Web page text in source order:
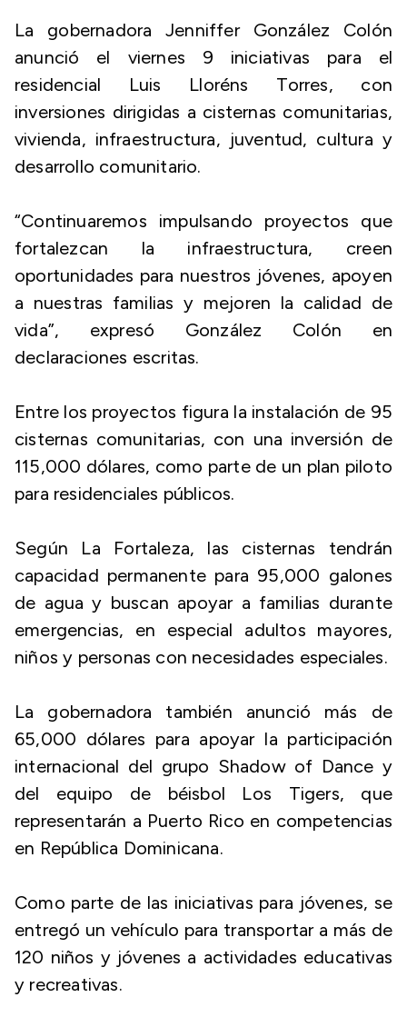
La gobernadora Jenniffer González Colón
anunció el viernes 9 iniciativas para el
residencial Luis Lloréns Torres, con
inversiones dirigidas a cisternas comunitarias,
vivienda, infraestructura, juventud, cultura y
desarrollo comunitario.
“Continuaremos impulsando proyectos que
fortalezcan la infraestructura, creen
oportunidades para nuestros jóvenes, apoyen
a nuestras familias y mejoren la calidad de
vida”, expresó González Colón en
declaraciones escritas.
Entre los proyectos figura la instalación de 95
cisternas comunitarias, con una inversión de
115,000 dólares, como parte de un plan piloto
para residenciales públicos.
Según La Fortaleza, las cisternas tendrán
capacidad permanente para 95,000 galones
de agua y buscan apoyar a familias durante
emergencias, en especial adultos mayores,
niños y personas con necesidades especiales.
La gobernadora también anunció más de
65,000 dólares para apoyar la participación
internacional del grupo Shadow of Dance y
del equipo de béisbol Los Tigers, que
representarán a Puerto Rico en competencias
en República Dominicana.
Como parte de las iniciativas para jóvenes, se
entregó un vehículo para transportar a más de
120 niños y jóvenes a actividades educativas
y recreativas.